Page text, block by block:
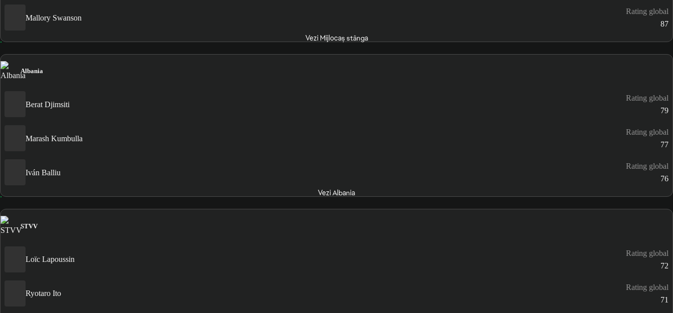
Mallory Swanson
Rating global
87
Vezi Mijlocaș stânga
Albania
Berat Djimsiti
Rating global
79
Marash Kumbulla
Rating global
77
Iván Balliu
Rating global
76
Vezi Albania
STVV
Loïc Lapoussin
Rating global
72
Ryotaro Ito
Rating global
71